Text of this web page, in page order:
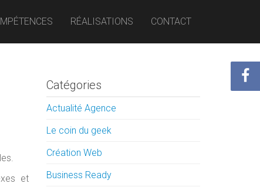
RÉALISATIONS CONTACT
et
Catégories
Actualité Agence
Le coin du geek
Création Web
Business Ready